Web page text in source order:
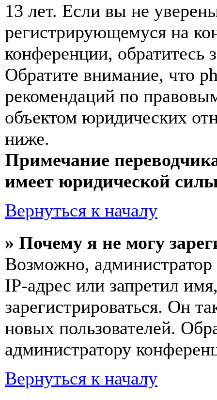
13 лет. Если вы не
регистрирующемуся на
конференции, обратитесь
Обратите внимание, что
рекомендаций по
объектом юридических
ниже.
Примечание
имеет юридической
Вернуться к началу
» Почему я не могу
Возможно,
IP-адрес или запретил
зарегистрироваться. Он
новых пользователей.
администратору
Вернуться к началу